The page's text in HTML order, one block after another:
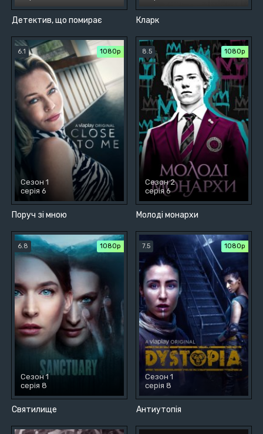
Детектив, що помирає Кларк
Поруч зі мною
6.1 1080p
Сезон 1
серія 6
Молоді монархи
8.5 1080p
Сезон 2
серія 6
Святилище
6.8 1080p
Сезон 1
серія 8
Антиутопія
7.5 1080p
Сезон 1
серія 8